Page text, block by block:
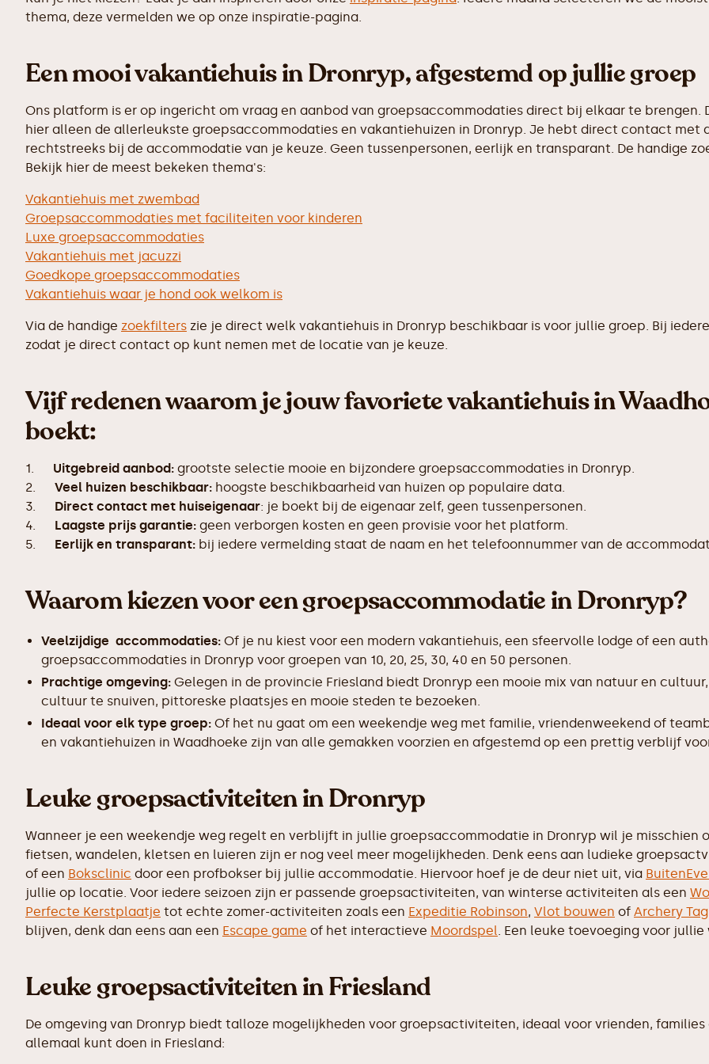
thema, deze vermelden we op onze inspiratie-pagina.
Een mooi vakantiehuis in Dronryp, afgestemd op jullie groep
Ons platform is er op ingericht om vraag en aanbod van groepsaccommodaties direct bij elkaar te
hier alleen de allerleukste groepsaccommodaties en vakantiehuizen in Dronryp. Je hebt direct contact met
rechtstreeks bij de accommodatie van je keuze. Geen tussenpersonen, eerlijk en transparant. De handige
Bekijk hier de meest bekeken thema's:
Vakantiehuis met zwembad
Groepsaccommodaties met faciliteiten voor kinderen
Luxe groepsaccommodaties
Vakantiehuis met jacuzzi
Goedkope groepsaccommodaties
Vakantiehuis waar je hond ook welkom is
Via de handige zoekfilters zie je direct welk vakantiehuis in Dronryp beschikbaar is voor jullie groep. Bij
zodat je direct contact op kunt nemen met de locatie van je keuze.
Vijf redenen waarom je jouw favoriete vakantiehuis in
boekt:
1. Uitgebreid aanbod: grootste selectie mooie en bijzondere groepsaccommodaties in Dronryp.
2. Veel huizen beschikbaar: hoogste beschikbaarheid van huizen op populaire data.
3. Direct contact met huiseigenaar: je boekt bij de eigenaar zelf, geen tussenpersonen.
4. Laagste prijs garantie: geen verborgen kosten en geen provisie voor het platform.
5. Eerlijk en transparant: bij iedere vermelding staat de naam en het telefoonnummer van de
Waarom kiezen voor een groepsaccommodatie in Dronryp?
Veelzijdige accommodaties: Of je nu kiest voor een modern vakantiehuis, een sfeervolle lodge of een
groepsaccommodaties in Dronryp voor groepen van 10, 20, 25, 30, 40 en 50 personen.
Prachtige omgeving: Gelegen in de provincie Friesland biedt Dronryp een mooie mix van natuur en
cultuur te snuiven, pittoreske plaatsjes en mooie steden te bezoeken.
Ideaal voor elk type groep: Of het nu gaat om een weekendje weg met familie, vriendenweekend of
en vakantiehuizen in Waadhoeke zijn van alle gemakken voorzien en afgestemd op een prettig verblijf
Leuke groepsactiviteiten in Dronryp
Wanneer je een weekendje weg regelt en verblijft in jullie groepsaccommodatie in Dronryp wil je misschien
fietsen, wandelen, kletsen en luieren zijn er nog veel meer mogelijkheden. Denk eens aan ludieke
of een Boksclinic door een profbokser bij jullie accommodatie. Hiervoor hoef je de deur niet uit, via
jullie op locatie. Voor iedere seizoen zijn er passende groepsactiviteiten, van winterse activiteiten als een
Perfecte Kerstplaatje tot echte zomer-activiteiten zoals een Expeditie Robinson, Vlot bouwen of Archery Tag
blijven, denk dan eens aan een Escape game of het interactieve Moordspel. Een leuke toevoeging voor
Leuke groepsactiviteiten in Friesland
De omgeving van Dronryp biedt talloze mogelijkheden voor groepsactiviteiten, ideaal voor vrienden,
allemaal kunt doen in Friesland: